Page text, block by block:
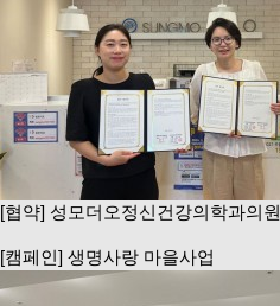
[협약] 성모더오정신건강의학과의원
[캠페인] 생명사랑 마을사업